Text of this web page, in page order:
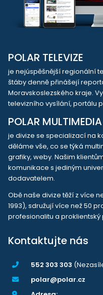
POLAR TELEVIZE
je nejúspěšnější regionální
štáby denně přinášejí
Moravskoslezského kraje.
televizního vysílání, portálu
POLAR MULTIMEDIA
je divize se specializací na
děláme vše, co se týká
grafiky, weby. Našim
komunikace s jediným
dodavatelem.
Obě naše divize těží z více
1993), sdružují více než 50
profesionalitu a proklientský
Kontaktujte nás
552 303 303
polar@polar.cz